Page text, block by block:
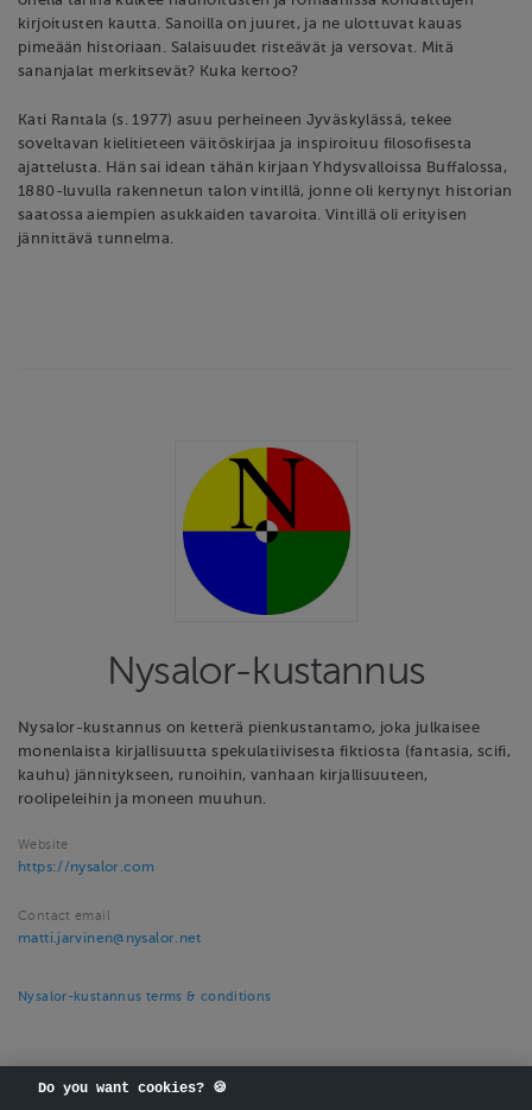
kirjoitusten kautta. Sanoilla on juuret, ja ne ulottuvat kauas
pimeään historiaan. Salaisuudet risteävät ja versovat. Mitä
sananjalat merkitsevät? Kuka kertoo?
Kati Rantala (s. 1977) asuu perheineen Jyväskylässä, tekee
soveltavan kielitieteen väitöskirjaa ja inspiroituu filosofisesta
ajattelusta. Hän sai idean tähän kirjaan Yhdysvalloissa Buffalossa,
1880-luvulla rakennetun talon vintillä, jonne oli kertynyt historian
saatossa aiempien asukkaiden tavaroita. Vintillä oli erityisen
jännittävä tunnelma.
Nysalor-kustannus
Nysalor-kustannus on ketterä pienkustantamo, joka julkaisee
monenlaista kirjallisuutta spekulatiivisesta fiktiosta (fantasia, scifi,
kauhu) jännitykseen, runoihin, vanhaan kirjallisuuteen,
roolipeleihin ja moneen muuhun.
Website
https://nysalor.com
Contact email
matti.jarvinen@nysalor.net
Nysalor-kustannus terms & conditions
Do you want cookies? 🍪